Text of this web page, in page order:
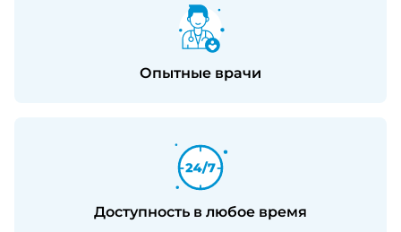
Опытные врачи
Доступность в любое время